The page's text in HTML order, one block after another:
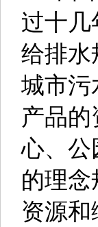
过十
给排
城市
产品
心、
的理
资源